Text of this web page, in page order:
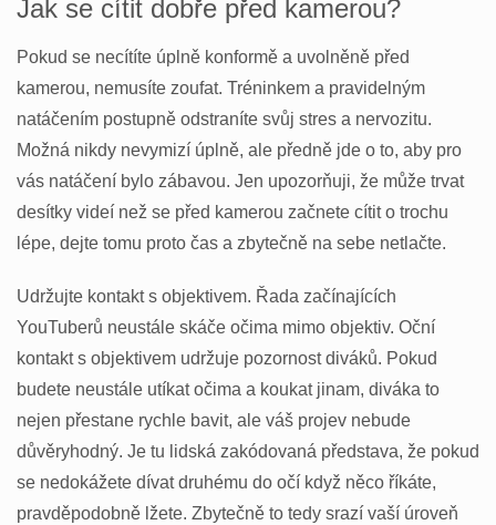
Jak se cítit dobře před kamerou?
Pokud se necítíte úplně konformě a uvolněně před
kamerou, nemusíte zoufat. Tréninkem a pravidelným
natáčením postupně odstraníte svůj stres a nervozitu.
Možná nikdy nevymizí úplně, ale předně jde o to, aby pro
vás natáčení bylo zábavou. Jen upozorňuji, že může trvat
desítky videí než se před kamerou začnete cítit o trochu
lépe, dejte tomu proto čas a zbytečně na sebe netlačte.
Udržujte kontakt s objektivem. Řada začínajících
YouTuberů neustále skáče očima mimo objektiv. Oční
kontakt s objektivem udržuje pozornost diváků. Pokud
budete neustále utíkat očima a koukat jinam, diváka to
nejen přestane rychle bavit, ale váš projev nebude
důvěryhodný. Je tu lidská zakódovaná představa, že pokud
se nedokážete dívat druhému do očí když něco říkáte,
pravděpodobně lžete. Zbytečně to tedy srazí vaší úroveň